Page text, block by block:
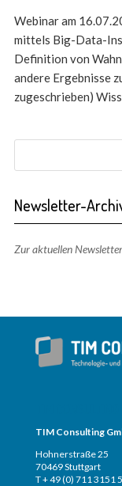
Webinar am
mittels Big-Data-
Definition von
andere Ergebnisse
zugeschrieben)
Newsletter-
Zur aktuellen
TIM Consulting
Hohnerstraße 25
70469 Stuttgart
T + 49 (0) 711 3151